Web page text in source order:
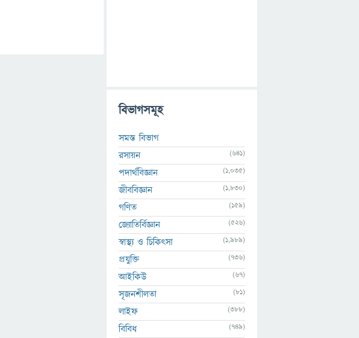
বিভাগসমূহ
সমস্ত বিভাগ
রসায়ন
(641)
পদার্থবিজ্ঞান (1,035)
জীববিজ্ঞান (1,830)
গণিত (159)
জ্যোতির্বিজ্ঞান (526)
স্বাস্থ্য ও চিকিৎসা (1,989)
প্রযুক্তি (736)
আইকিউ (67)
সৃজনশীলতা (81)
লাইফ (388)
বিবিধ (749)